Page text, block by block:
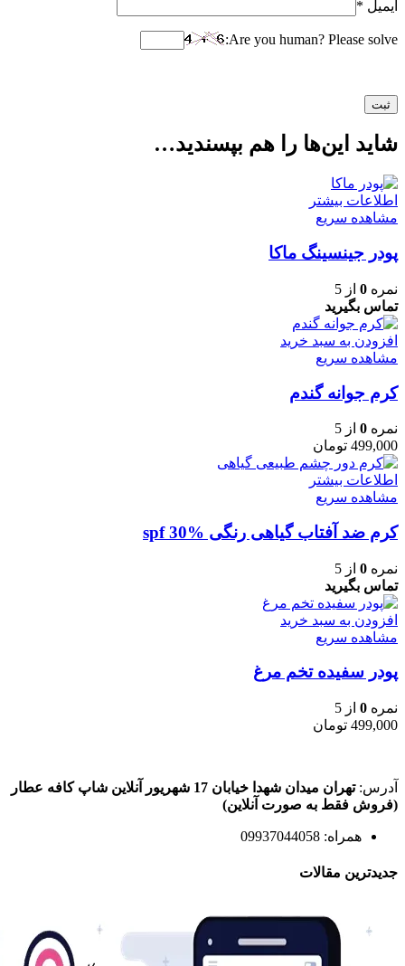
ایمیل *
Are you human? Please solve:
شاید این‌ها را هم بپسندید…
اطلاعات بیشتر
مشاهده سریع
پودر جینسینگ ماکا
نمره 0 از 5
تماس بگیرید
افزودن به سبد خرید
مشاهده سریع
کرم جوانه گندم
نمره 0 از 5
499,000 تومان
اطلاعات بیشتر
مشاهده سریع
کرم ضد آفتاب گیاهی رنگی spf 30%
نمره 0 از 5
تماس بگیرید
افزودن به سبد خرید
مشاهده سریع
پودر سفیده تخم مرغ
نمره 0 از 5
499,000 تومان
آدرس:تهران میدان شهدا خیابان 17 شهریور آنلاین شاپ کافه عطار
(فروش فقط به صورت آنلاین)
همراه: 09937044058
جدیدترین مقالات